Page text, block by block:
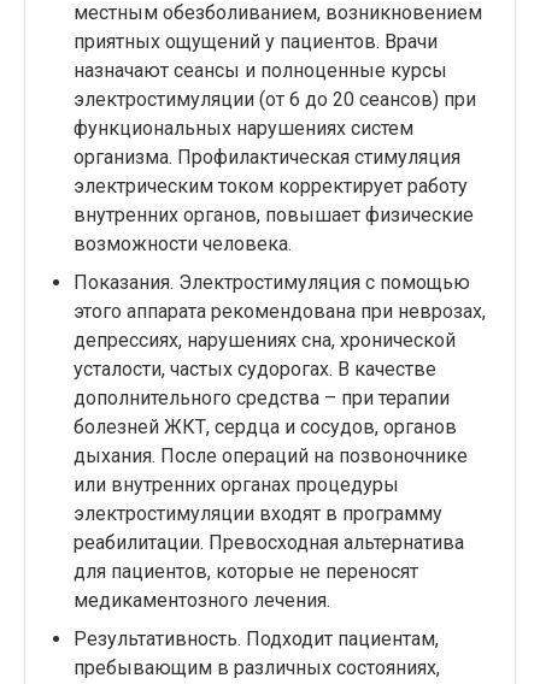
местным обезболиванием, возникновением
приятных ощущений у пациентов. Врачи
назначают сеансы и полноценные курсы
электростимуляции (от 6 до 20 сеансов) при
функциональных нарушениях систем
организма. Профилактическая стимуляция
электрическим током корректирует работу
внутренних органов, повышает физические
возможности человека.
Показания. Электростимуляция с помощью
этого аппарата рекомендована при неврозах,
депрессиях, нарушениях сна, хронической
усталости, частых судорогах. В качестве
дополнительного средства – при терапии
болезней ЖКТ, сердца и сосудов, органов
дыхания. После операций на позвоночнике
или внутренних органах процедуры
электростимуляции входят в программу
реабилитации. Превосходная альтернатива
для пациентов, которые не переносят
медикаментозного лечения.
Результативность. Подходит пациентам,
пребывающим в различных состояниях,